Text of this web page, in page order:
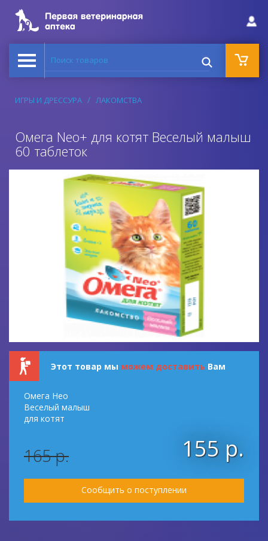
Поиск товаров
ИГРЫ И ДРЕССУРА ЛАКОМСТВА
Омега Neo+ для котят Веселый малыш
60 таблеток
Этот товар мы можем доставить Вам
Омега Нео
Веселый малыш
для котят
165 р. 155 р.
Сообщить о поступлении